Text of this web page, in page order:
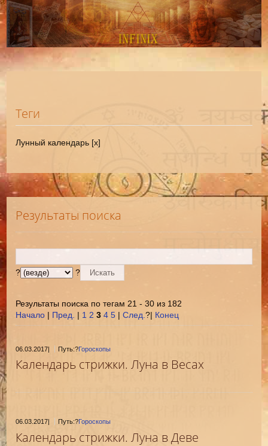
Теги
Лунный календарь [x]
Результаты поиска
? ?
Результаты поиска по тегам 21 - 30 из 182
Начало | Пред. | 1 2 3 4 5 |След.?| Конец
06.03.2017| Путь:?Гороскопы
Календарь стрижки. Луна в Весах
06.03.2017 Путь:?Гороскопы
Календарь стрижки. Луна в Деве